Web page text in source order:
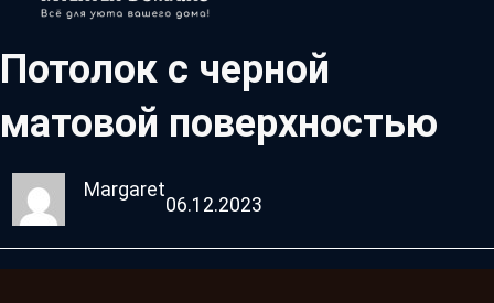
Потолок с черной
матовой поверхностью
Margaret
06.12.2023